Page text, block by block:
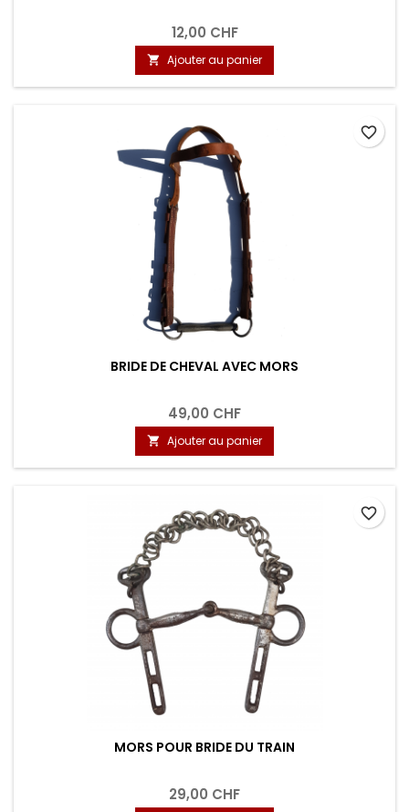
12,00 CHF
 Ajouter au panier
BRIDE DE CHEVAL AVEC MORS
49,00 CHF
 Ajouter au panier
favorite_border
MORS POUR BRIDE DU TRAIN
29,00 CHF
favorite_border